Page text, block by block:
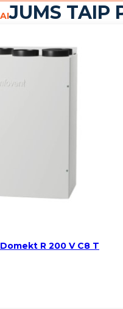
JUMS TAIP
R 200 V C8 T